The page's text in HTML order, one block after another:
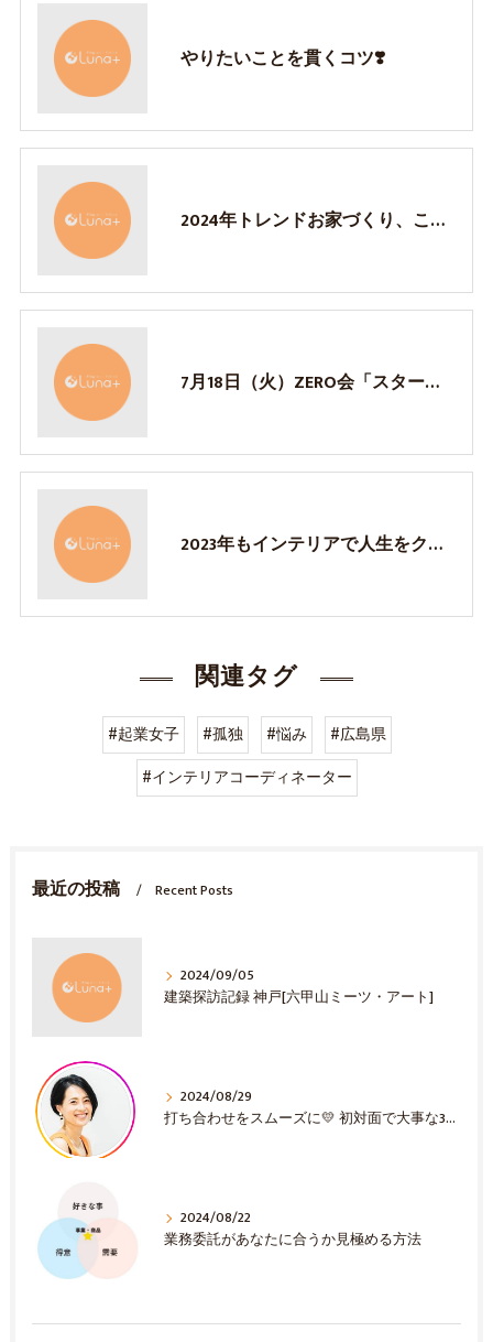
やりたいことを貫くコツ❣️
2024年トレンドお家づくり、これが来る！
7月18日（火）ZERO会「スタートアップセミナー」
2023年もインテリアで人生をクラスアップ！福山市のインテリアコーディネーター高橋あい子です
関連タグ
#起業女子 #孤独 #悩み
#広島県
#インテリアコーディネーター
最近の投稿 Recent Posts
2024/09/05
建築探訪記録 神戸[六甲山ミーツ・アート]
2024/08/29
打ち合わせをスムーズに💛 初対面で大事な3選！
2024/08/22
業務委託があなたに合うか見極める方法